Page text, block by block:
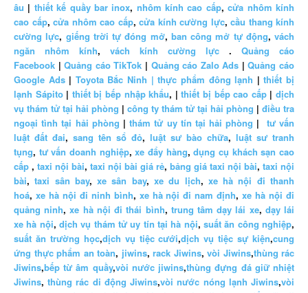
âu | thiết kế quầy bar inox, nhôm kính cao cấp,cửa nhôm kính
cao cấp, cửa nhôm cao cấp, cửa kính cường lực, cầu thang kính
cường lực, giếng trời tự đóng mở, ban công mở tự động, vách
ngăn nhôm kính, vách kính cường lực . Quảng cáo
Facebook |Quảng cáo TikTok | Quảng cáo Zalo Ads |Quảng cáo
Google Ads| Toyota Bắc Ninh | thực phẩm đông lạnh |thiết bị
lạnh Sápito | thiết bị bếp nhập khẩu, |thiết bị bếp cao cấp|dịch
vụ thám tử tại hải phòng | công ty thám tử tại hải phòng | điều tra
ngoại tình tại hải phòng |thám tử uy tín tại hải phòng | tư vấn
luật đất đai, sang tên sổ đỏ, luật sư bào chữa, luật sư tranh
tụng, tư vấn doanh nghiệp,xe đẩy hàng,dụng cụ khách sạn cao
cấp , taxi nội bài, taxi nội bài giá rẻ, bảng giá taxi nội bài, taxi nội
bài,taxi sân bay,xe sân bay,xe du lịch, xe hà nội đi thanh
hoá, xe hà nội đi ninh bình, xe hà nội đi nam định,xe hà nội đi
quảng ninh,xe hà nội đi thái bình, trung tâm dạy lái xe, dạy lái
xe hà nội,dịch vụ thám tử uy tín tại hà nội,suất ăn công nghiệp,
suất ăn trường học,dịch vụ tiệc cưới,dịch vụ tiệc sự kiện,cung
ứng thực phẩm an toàn, jiwins, rack Jiwins, vòi Jiwins,thùng rác
Jiwins,bếp từ âm quầy,vòi nước jiwins,thùng đựng đá giữ nhiệt
Jiwins,thùng rác di động Jiwins,vòi nước nóng lạnh Jiwins,vòi